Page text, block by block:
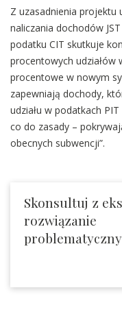
Z uzasadnienia projektu
naliczania dochodów
podatku CIT skutkuje
procentowych udziałów
procentowe w nowym
zapewniają dochody,
udziału w podatkach
co do zasady –
obecnych subwencji”.
Skonsultuj z
rozwiązanie